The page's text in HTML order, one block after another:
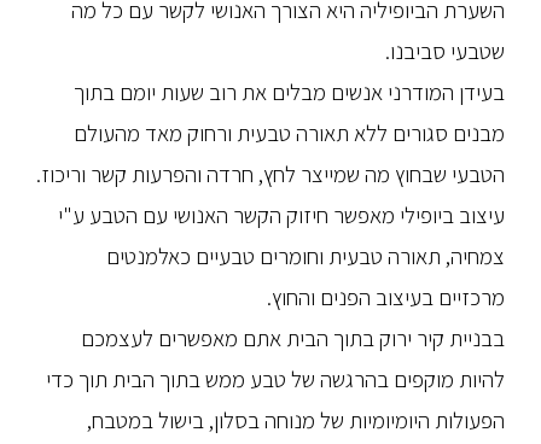
השערת הביופיליה היא הצורך האנושי לקשר עם כל מה
שטבעי סביבנו.
בעידן המודרני אנשים מבלים את רוב שעות יומם בתוך
מבנים סגורים ללא תאורה טבעית ורחוק מאד מהעולם
הטבעי שבחוץ מה שמייצר לחץ, חרדה והפרעות קשר וריכוז.
עיצוב ביופילי מאפשר חיזוק הקשר האנושי עם הטבע ע"י
צמחיה, תאורה טבעית וחומרים טבעיים כאלמנטים
מרכזיים בעיצוב הפנים והחוץ.
בבניית קיר ירוק בתוך הבית אתם מאפשרים לעצמכם
להיות מוקפים בהרגשה של טבע ממש בתוך הבית תוך כדי
הפעולות היומיומיות של מנוחה בסלון, בישול במטבח,